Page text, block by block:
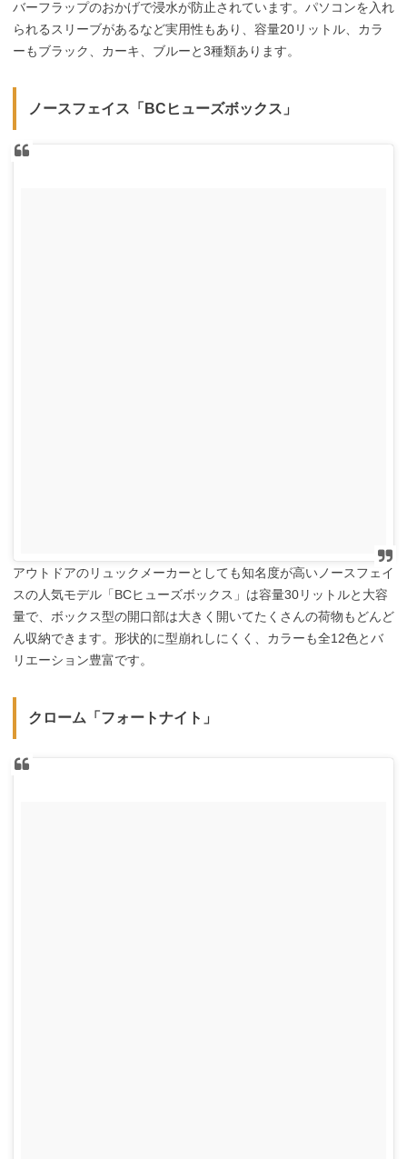
バーフラップのおかげで浸水が防止されています。パソコンを入れ
られるスリーブがあるなど実用性もあり、容量20リットル、カラ
ーもブラック、カーキ、ブルーと3種類あります。
ノースフェイス「BCヒューズボックス」
アウトドアのリュックメーカーとしても知名度が高いノースフェイ
スの人気モデル「BCヒューズボックス」は容量30リットルと大容
量で、ボックス型の開口部は大きく開いてたくさんの荷物もどんど
ん収納できます。形状的に型崩れしにくく、カラーも全12色とバ
リエーション豊富です。
クローム「フォートナイト」